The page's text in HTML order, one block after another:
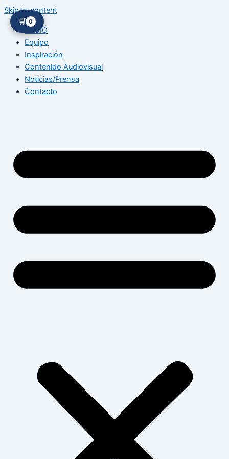
Skip to content
INICIO
Equipo
Inspiración
Contenido Audiovisual
Noticias/Prensa
Contacto
🛒 0